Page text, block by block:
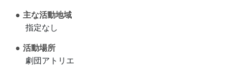
主な活動地域
指定なし
活動場所
劇団アトリエ